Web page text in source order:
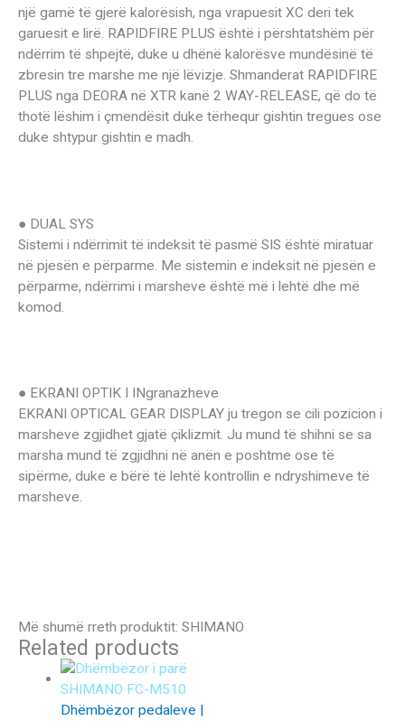
një gamë të gjerë kalorësish, nga vrapuesit XC deri tek
garuesit e lirë. RAPIDFIRE PLUS është i përshtatshëm për
ndërrim të shpejtë, duke u dhënë kalorësve mundësinë të
zbresin tre marshe me një lëvizje. Shmanderat RAPIDFIRE
PLUS nga DEORA në XTR kanë 2 WAY-RELEASE, që do të
thotë lëshim i çmendësit duke tërhequr gishtin tregues ose
duke shtypur gishtin e madh.
● DUAL SYS
Sistemi i ndërrimit të indeksit të pasmë SIS është miratuar
në pjesën e përparme. Me sistemin e indeksit në pjesën e
përparme, ndërrimi i marsheve është më i lehtë dhe më
komod.
● EKRANI OPTIK I INgranazheve
EKRANI OPTICAL GEAR DISPLAY ju tregon se cili pozicion i
marsheve zgjidhet gjatë çiklizmit. Ju mund të shihni se sa
marsha mund të zgjidhni në anën e poshtme ose të
sipërme, duke e bërë të lehtë kontrollin e ndryshimeve të
marsheve.
Më shumë rreth produktit: SHIMANO
Related products
Dhëmbëzor pedaleve |